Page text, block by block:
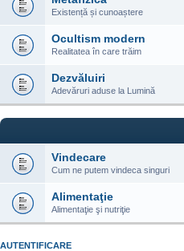
Existență și cunoaștere
Ocultism modern
Realitatea în care trăim
Dezvăluiri
Adevăruri aduse la Lumină
Vindecare
Cum ne putem vindeca singuri
Alimentaţie
Alimentaţie şi nutriţie
AUTENTIFICARE